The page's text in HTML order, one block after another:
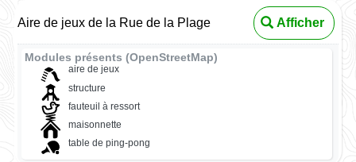
Aire de jeux de la Rue de la Plage Afficher
Modules présents (OpenStreetMap)
aire de jeux
structure
fauteuil à ressort
maisonnette
table de ping-pong